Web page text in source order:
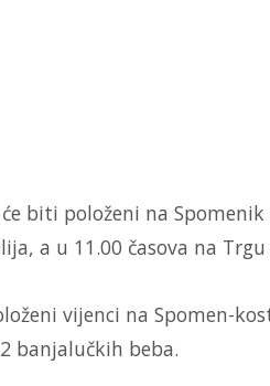
biti položeni na
a u 11.00 časova na
vijenci na Spomen-
banjalučkih beba.